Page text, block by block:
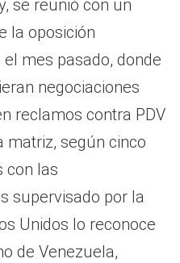
se reunió con un
la oposición
mes pasado, donde
negociaciones
reclamos contra PDV
matriz, según cinco
con las
supervisado por la
Unidos lo reconoce
de Venezuela,